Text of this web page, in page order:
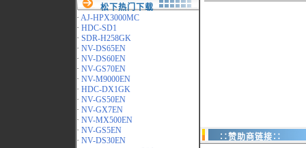
松下热门下载
· AJ-HPX3000MC
· HDC-SD1
· SDR-H258GK
· NV-DS65EN
· NV-DS60EN
· NV-GS70EN
· NV-M9000EN
· HDC-DX1GK
· NV-GS50EN
· NV-GX7EN
· NV-MX500EN
· NV-GS5EN
· NV-DS30EN
∷赞助商链接∷